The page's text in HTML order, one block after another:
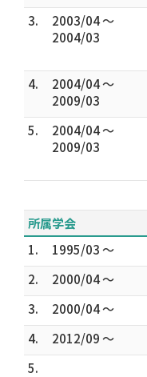
3.
2003/04 ～
2004/03
4.
2004/04 ～
2009/03
5.
2004/04 ～
2009/03
所属学会
1.
1995/03 ～
2.
2000/04 ～
3.
2000/04 ～
4.
2012/09 ～
5.